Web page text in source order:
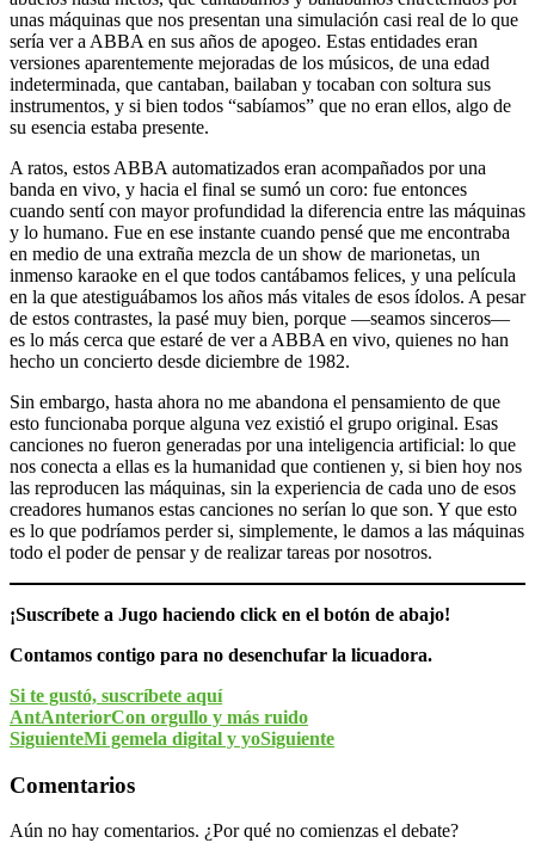
unas máquinas que nos presentan una simulación casi real de lo que
sería ver a ABBA en sus años de apogeo. Estas entidades eran
versiones aparentemente mejoradas de los músicos, de una edad
indeterminada, que cantaban, bailaban y tocaban con soltura sus
instrumentos, y si bien todos “sabíamos” que no eran ellos, algo de
su esencia estaba presente.
A ratos, estos ABBA automatizados eran acompañados por una
banda en vivo, y hacia el final se sumó un coro: fue entonces
cuando sentí con mayor profundidad la diferencia entre las máquinas
y lo humano. Fue en ese instante cuando pensé que me encontraba
en medio de una extraña mezcla de un show de marionetas, un
inmenso karaoke en el que todos cantábamos felices, y una película
en la que atestiguábamos los años más vitales de esos ídolos. A pesar
de estos contrastes, la pasé muy bien, porque —seamos sinceros—
es lo más cerca que estaré de ver a ABBA en vivo, quienes no han
hecho un concierto desde diciembre de 1982.
Sin embargo, hasta ahora no me abandona el pensamiento de que
esto funcionaba porque alguna vez existió el grupo original. Esas
canciones no fueron generadas por una inteligencia artificial: lo que
nos conecta a ellas es la humanidad que contienen y, si bien hoy nos
las reproducen las máquinas, sin la experiencia de cada uno de esos
creadores humanos estas canciones no serían lo que son. Y que esto
es lo que podríamos perder si, simplemente, le damos a las máquinas
todo el poder de pensar y de realizar tareas por nosotros.
¡Suscríbete a Jugo haciendo click en el botón de abajo!
Contamos contigo para no desenchufar la licuadora.
Si te gustó, suscríbete aquí
AntAnteriorCon orgullo y más ruido
SiguienteMi gemela digital y yoSiguiente
Comentarios
Aún no hay comentarios. ¿Por qué no comienzas el debate?